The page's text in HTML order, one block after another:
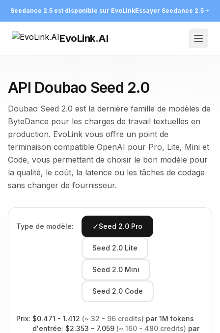
Seedance 2.5 est disponible sur EvoLinkEssayer Seedance 2.5
EvoLink.AI
API Doubao Seed 2.0
Doubao Seed 2.0 est la dernière famille de modèles de
ByteDance pour les charges de travail textuelles en
production. EvoLink vous offre un point de
terminaison compatible OpenAI pour Pro, Lite, Mini et
Code, vous permettant de choisir le bon modèle pour
la qualité, le coût, la latence ou les tâches de codage
sans changer de fournisseur.
Type de modèle: ✓Seed 2.0 Pro
Seed 2.0 Lite
Seed 2.0 Mini
Seed 2.0 Code
Prix: $0.471 - 1.412 (~ 32 - 96 credits) par 1M tokens
d'entrée; $2.353 - 7.059 (~ 160 - 480 credits) par